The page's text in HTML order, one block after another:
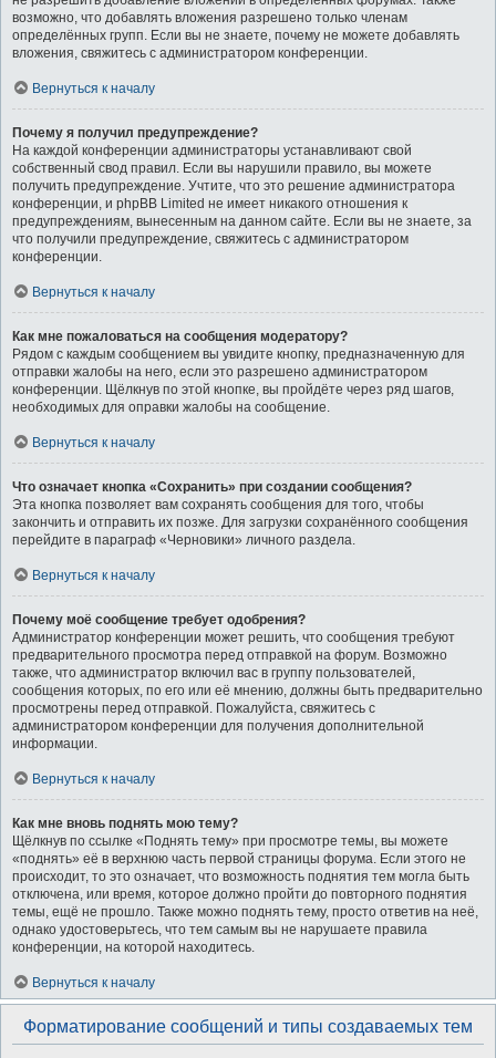
возможно, что добавлять вложения разрешено только членам
определённых групп. Если вы не знаете, почему не можете добавлять
вложения, свяжитесь с администратором конференции.
Вернуться к началу
Почему я получил предупреждение?
На каждой конференции администраторы устанавливают свой
собственный свод правил. Если вы нарушили правило, вы можете
получить предупреждение. Учтите, что это решение администратора
конференции, и phpBB Limited не имеет никакого отношения к
предупреждениям, вынесенным на данном сайте. Если вы не знаете, за
что получили предупреждение, свяжитесь с администратором
конференции.
Вернуться к началу
Как мне пожаловаться на сообщения модератору?
Рядом с каждым сообщением вы увидите кнопку, предназначенную для
отправки жалобы на него, если это разрешено администратором
конференции. Щёлкнув по этой кнопке, вы пройдёте через ряд шагов,
необходимых для оправки жалобы на сообщение.
Вернуться к началу
Что означает кнопка «Сохранить» при создании сообщения?
Эта кнопка позволяет вам сохранять сообщения для того, чтобы
закончить и отправить их позже. Для загрузки сохранённого сообщения
перейдите в параграф «Черновики» личного раздела.
Вернуться к началу
Почему моё сообщение требует одобрения?
Администратор конференции может решить, что сообщения требуют
предварительного просмотра перед отправкой на форум. Возможно
также, что администратор включил вас в группу пользователей,
сообщения которых, по его или её мнению, должны быть предварительно
просмотрены перед отправкой. Пожалуйста, свяжитесь с
администратором конференции для получения дополнительной
информации.
Вернуться к началу
Как мне вновь поднять мою тему?
Щёлкнув по ссылке «Поднять тему» при просмотре темы, вы можете
«поднять» её в верхнюю часть первой страницы форума. Если этого не
происходит, то это означает, что возможность поднятия тем могла быть
отключена, или время, которое должно пройти до повторного поднятия
темы, ещё не прошло. Также можно поднять тему, просто ответив на неё,
однако удостоверьтесь, что тем самым вы не нарушаете правила
конференции, на которой находитесь.
Вернуться к началу
Форматирование сообщений и типы создаваемых тем